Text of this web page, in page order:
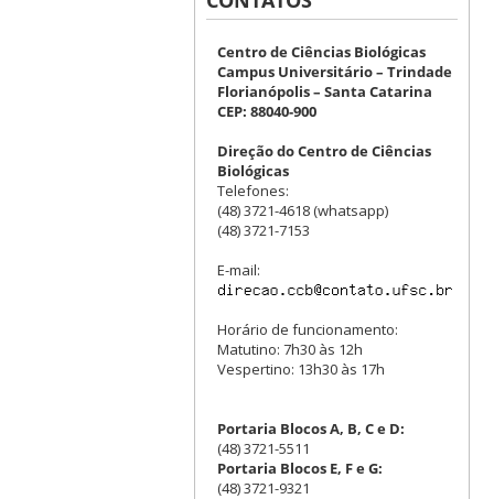
Centro de Ciências Biológicas
Campus Universitário – Trindade
Florianópolis – Santa Catarina
CEP: 88040-900
Direção do Centro de Ciências
Biológicas
Telefones:
(48) 3721-4618 (whatsapp)
(48) 3721-7153
E-mail:
Horário de funcionamento:
Matutino: 7h30 às 12h
Vespertino: 13h30 às 17h
Portaria Blocos A, B, C e D:
(48) 3721-5511
Portaria Blocos E, F e G:
(48) 3721-9321